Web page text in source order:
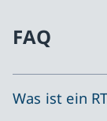
FAQ
Was ist ein